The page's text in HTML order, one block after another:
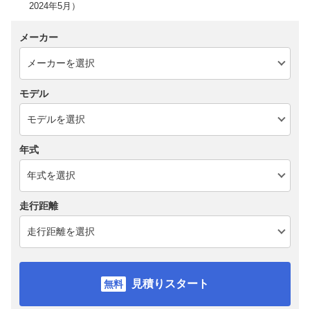
2024年5月）
メーカー
モデル
年式
走行距離
見積りスタート